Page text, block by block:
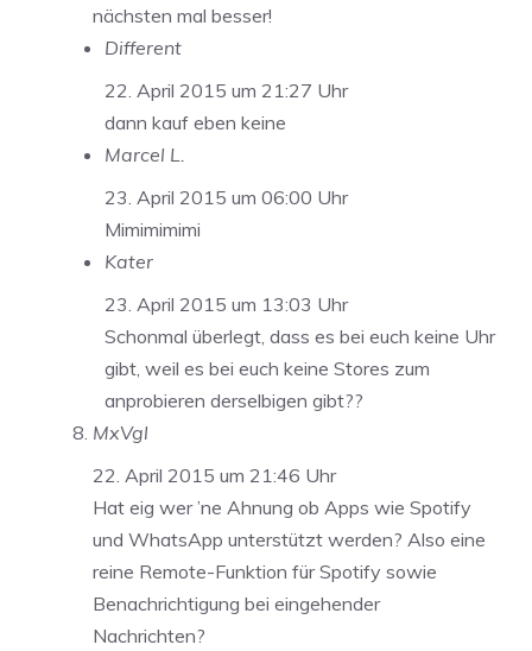
nächsten mal besser!
Different
22. April 2015 um 21:27 Uhr
dann kauf eben keine
Marcel L.
23. April 2015 um 06:00 Uhr
Mimimimimi
Kater
23. April 2015 um 13:03 Uhr
Schonmal überlegt, dass es bei euch keine Uhr
gibt, weil es bei euch keine Stores zum
anprobieren derselbigen gibt??
MxVgl
22. April 2015 um 21:46 Uhr
Hat eig wer ’ne Ahnung ob Apps wie Spotify
und WhatsApp unterstützt werden? Also eine
reine Remote-Funktion für Spotify sowie
Benachrichtigung bei eingehender
Nachrichten?